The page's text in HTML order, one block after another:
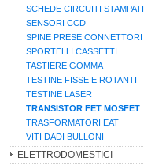
SCHEDE CIRCUITI STAMPATI
SENSORI CCD
SPINE PRESE CONNETTORI
SPORTELLI CASSETTI
TASTIERE GOMMA
TESTINE FISSE E ROTANTI
TESTINE LASER
TRANSISTOR FET MOSFET
TRASFORMATORI EAT
VITI DADI BULLONI
ELETTRODOMESTICI